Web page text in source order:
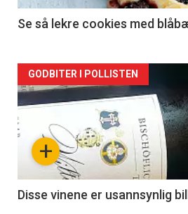
Se så lekre cookies med
Forsiden
akkurat
nå
2
+
GODBITER I POLLISTEN
Disse vinene er usannsynlig